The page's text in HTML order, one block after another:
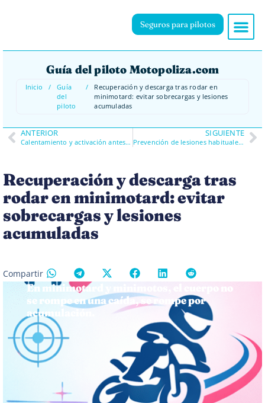
Seguros para pilotos
Guía del piloto Motopoliza.com
Inicio /
Guía
del
piloto
/
Recuperación y descarga tras rodar en
minimotard: evitar sobrecargas y lesiones
acumuladas
ANTERIOR
Calentamiento y activación antes de rodar en minimotard: preparar el cuerpo para karting
SIGUIENTE
Prevención de lesiones habituales en minimotard: muñecas, hombros y zona lumbar
Recuperación y descarga tras
rodar en minimotard: evitar
sobrecargas y lesiones
acumuladas
Compartir
En minimotard y minimotos, el cuerpo no
se rompe en una caída, se rompe por
acumulación.